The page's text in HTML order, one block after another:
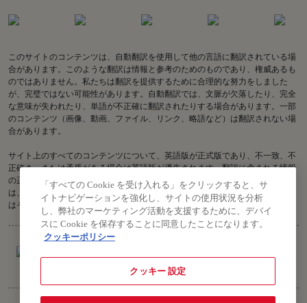
このサイトのコンテンツは、自動翻訳を使用して他の言語に翻訳されている場
合があります。このような翻訳は情報と参考のためのものであり、権威あるも
のではありません。私たちは翻訳を提供するために合理的な努力をしました
が、完璧ではない可能性があります。自動翻訳では、文脈が欠落したり、完全
な意味が失われたり、単語が不正確に翻訳されたりする場合があります。一部
のコンテンツ（画像、動画、ファイル、リンク、略語など）は翻訳されない場
合があります。
サイト上のすべてのコンテンツについて、英語版が正式版であり、不一致、不
正確さ、または矛盾がある場合は英語版が優先されます。翻訳に含まれる情報
の正確性に関してご質問がある場合は、英語版をご参照ください。Air India
は、古い翻訳または不正確な翻訳に関連する、またはそれらから生じる、また
はそれらに関連する損失または請求について責任を負いません。
「すべての Cookie を受け入れる」をクリックすると、サ
イトナビゲーションを強化し、サイトの使用状況を分析
し、弊社のマーケティング活動を支援するために、デバイ
スに Cookie を保存することに同意したことになります。
クッキーポリシー
クッキー 設定